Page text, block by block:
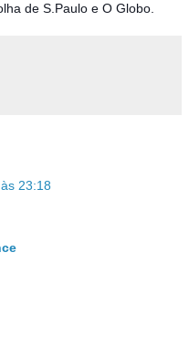
de S.Paulo e O Globo.
23:18